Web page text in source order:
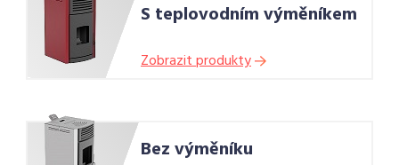
S teplovodním výměníkem
Zobrazit produkty
Bez výměníku